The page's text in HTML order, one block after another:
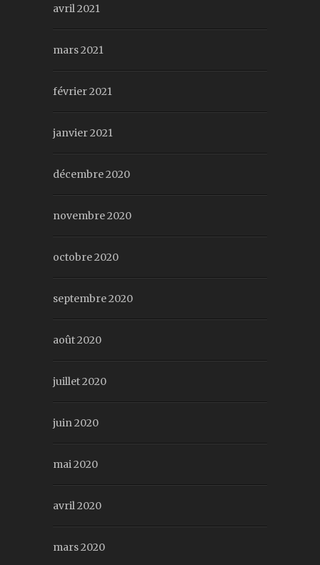
avril 2021
mars 2021
février 2021
janvier 2021
décembre 2020
novembre 2020
octobre 2020
septembre 2020
août 2020
juillet 2020
juin 2020
mai 2020
avril 2020
mars 2020